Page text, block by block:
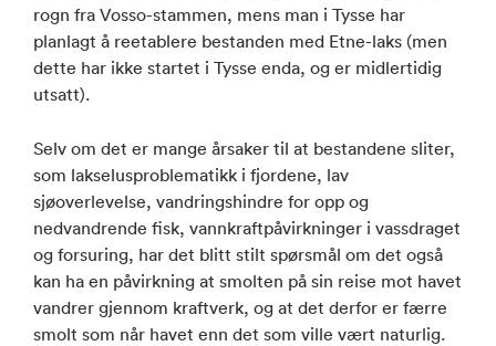
rogn fra Vosso-stammen, mens man i Tysse har
planlagt å reetablere bestanden med Etne-laks (men
dette har ikke startet i Tysse enda, og er midlertidig
utsatt).
Selv om det er mange årsaker til at bestandene sliter,
som lakselusproblematikk i fjordene, lav
sjøoverlevelse, vandringshindre for opp og
nedvandrende fisk, vannkraftpåvirkninger i vassdraget
og forsuring, har det blitt stilt spørsmål om det også
kan ha en påvirkning at smolten på sin reise mot havet
vandrer gjennom kraftverk, og at det derfor er færre
smolt som når havet enn det som ville vært naturlig.